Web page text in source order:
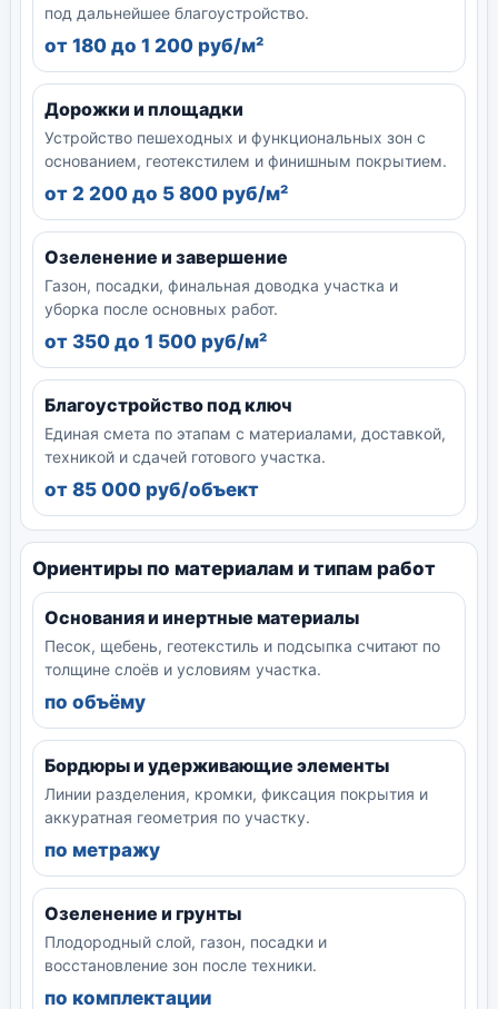
под дальнейшее благоустройство.
от 180 до 1 200 руб/м²
Дорожки и площадки
Устройство пешеходных и функциональных зон с
основанием, геотекстилем и финишным покрытием.
от 2 200 до 5 800 руб/м²
Озеленение и завершение
Газон, посадки, финальная доводка участка и
уборка после основных работ.
от 350 до 1 500 руб/м²
Благоустройство под ключ
Единая смета по этапам с материалами, доставкой,
техникой и сдачей готового участка.
от 85 000 руб/объект
Ориентиры по материалам и типам работ
Основания и инертные материалы
Песок, щебень, геотекстиль и подсыпка считают по
толщине слоёв и условиям участка.
по объёму
Бордюры и удерживающие элементы
Линии разделения, кромки, фиксация покрытия и
аккуратная геометрия по участку.
по метражу
Озеленение и грунты
Плодородный слой, газон, посадки и
восстановление зон после техники.
по комплектации